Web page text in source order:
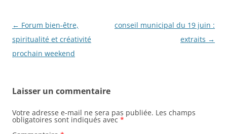
Navigation
des
articles
← Forum bien-être,
spiritualité et créativité
prochain weekend
conseil municipal du 19 juin :
extraits →
Laisser un commentaire
Votre adresse e-mail ne sera pas publiée. Les champs
obligatoires sont indiqués avec *